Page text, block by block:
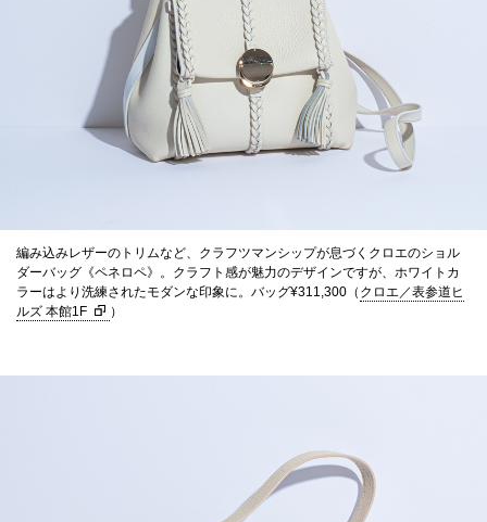
編み込みレザーのトリムなど、クラフツマンシップが息づくクロエのショル
ダーバッグ《ペネロペ》。クラフト感が魅力のデザインですが、ホワイトカ
ラーはより洗練されたモダンな印象に。バッグ¥311,300（ クロエ／表参道ヒ
ルズ 本館1F
）